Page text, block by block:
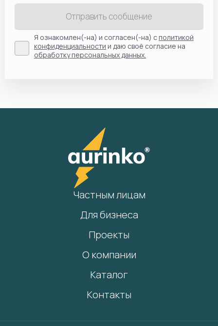
Отправить сообщение
Я ознакомлен(-на) и согласен(-на) сполитикой
конфиденциальности и даю своё согласие на
обработку персональных данных.
Частным лицам
Для бизнеса
Проекты
О компании
Каталог
Контакты